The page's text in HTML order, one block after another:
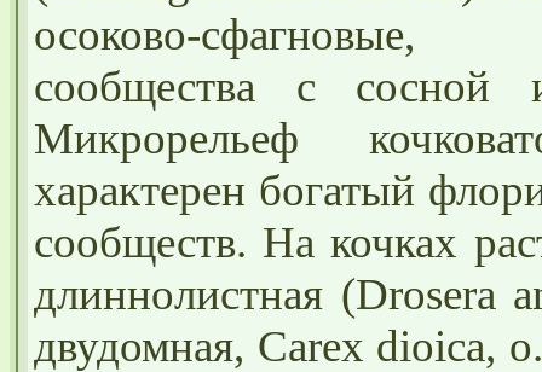
осоково-сфагновые,
сообщества с сосной
Микрорельеф
характерен богатый
сообществ. На кочках
длиннолистная (Drosera
двудомная, Carex dioica,